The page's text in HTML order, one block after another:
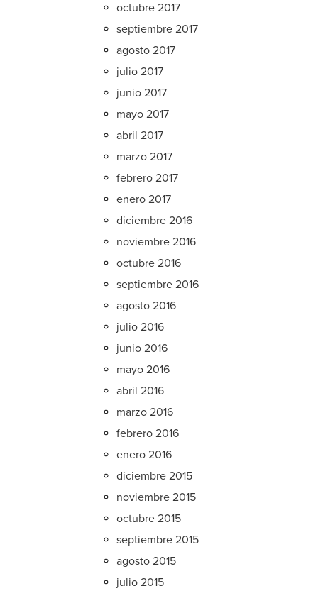
octubre 2017
septiembre 2017
agosto 2017
julio 2017
junio 2017
mayo 2017
abril 2017
marzo 2017
febrero 2017
enero 2017
diciembre 2016
noviembre 2016
octubre 2016
septiembre 2016
agosto 2016
julio 2016
junio 2016
mayo 2016
abril 2016
marzo 2016
febrero 2016
enero 2016
diciembre 2015
noviembre 2015
octubre 2015
septiembre 2015
agosto 2015
julio 2015